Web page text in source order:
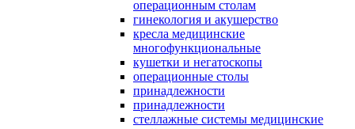
операционным столам
гинекология и акушерство
кресла медицинские
многофункциональные
кушетки и негатоскопы
операционные столы
принадлежности
принадлежности
стеллажные системы медицинские